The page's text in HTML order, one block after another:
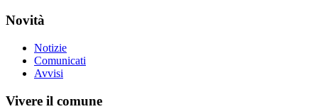
Novità
Notizie
Comunicati
Avvisi
Vivere il comune